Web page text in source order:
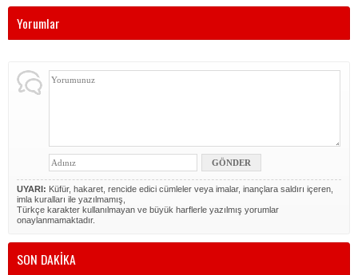
Yorumlar
UYARI: Küfür, hakaret, rencide edici cümleler veya imalar, inançlara saldırı içeren,
imla kuralları ile yazılmamış,
Türkçe karakter kullanılmayan ve büyük harflerle yazılmış yorumlar
onaylanmamaktadır.
SON DAKİKA